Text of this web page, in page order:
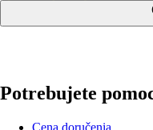
Potrebujete
Cena doručenia